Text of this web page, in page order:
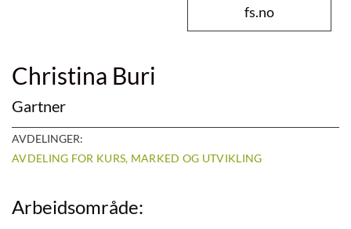
fs.no
Christina Buri
Gartner
AVDELINGER:
AVDELING FOR KURS, MARKED OG UTVIKLING
Arbeidsområde: